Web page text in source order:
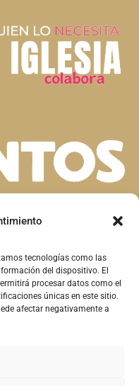
tecnologías como las
del dispositivo. El
procesar datos como el
únicas en este sitio.
afectar negativamente a
el Espíritu
descubrimos la
en la oración y
el Reino de
el amor y la